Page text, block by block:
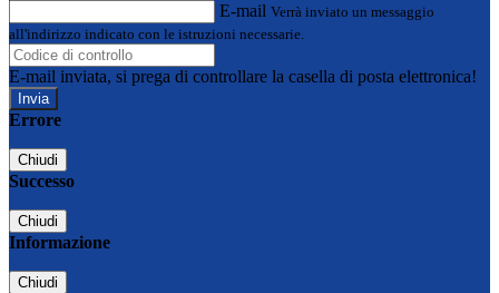
E-mail Verrà inviato un messaggio
all'indirizzo indicato con le istruzioni necessarie.
E-mail inviata, si prega di controllare la casella di posta elettronica!
Errore
Chiudi
Successo
Chiudi
Informazione
Chiudi